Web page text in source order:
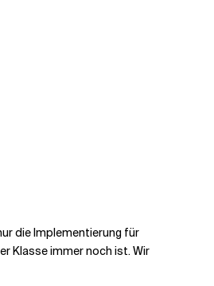
die Implementierung für
Klasse immer noch ist. Wir